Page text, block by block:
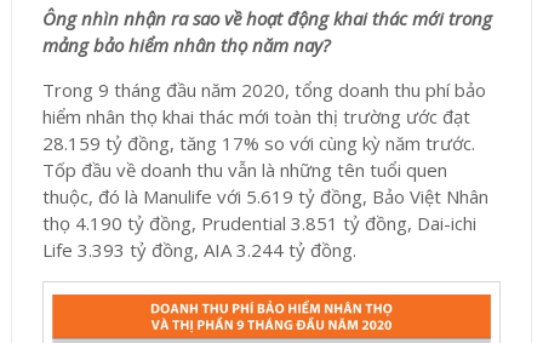
Ông nhìn nhận ra sao về hoạt động khai thác mới trong
mảng bảo hiểm nhân thọ năm nay?
Trong 9 tháng đầu năm 2020, tổng doanh thu phí bảo
hiểm nhân thọ khai thác mới toàn thị trường ước đạt
28.159 tỷ đồng, tăng 17% so với cùng kỳ năm trước.
Tốp đầu về doanh thu vẫn là những tên tuổi quen
thuộc, đó là Manulife với 5.619 tỷ đồng, Bảo Việt Nhân
thọ 4.190 tỷ đồng, Prudential 3.851 tỷ đồng, Dai-ichi
Life 3.393 tỷ đồng, AIA 3.244 tỷ đồng.